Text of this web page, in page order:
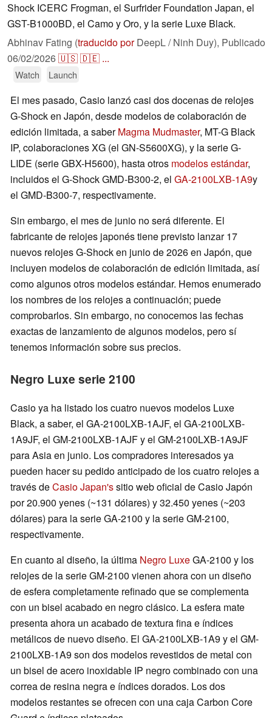
Shock ICERC Frogman, el Surfrider Foundation Japan, el
GST-B1000BD, el Camo y Oro, y la serie Luxe Black.
Abhinav Fating (traducido porDeepL / Ninh Duy), Publicado
06/02/2026🇺🇸🇩🇪 ...
Watch Launch
El mes pasado, Casio lanzó casi dos docenas de relojes
G-Shock en Japón, desde modelos de colaboración de
edición limitada, a saberMagma Mudmaster, MT-G Black
IP, colaboraciones XG (el GN-S5600XG), y la serie G-
LIDE (serie GBX-H5600), hasta otros modelos estándar,
incluidos el G-Shock GMD-B300-2, el GA-2100LXB-1A9y
el GMD-B300-7, respectivamente.
Sin embargo, el mes de junio no será diferente. El
fabricante de relojes japonés tiene previsto lanzar 17
nuevos relojes G-Shock en junio de 2026 en Japón, que
incluyen modelos de colaboración de edición limitada, así
como algunos otros modelos estándar. Hemos enumerado
los nombres de los relojes a continuación; puede
comprobarlos. Sin embargo, no conocemos las fechas
exactas de lanzamiento de algunos modelos, pero sí
tenemos información sobre sus precios.
Negro Luxe serie 2100
Casio ya ha listado los cuatro nuevos modelos Luxe
Black, a saber, el GA-2100LXB-1AJF, el GA-2100LXB-
1A9JF, el GM-2100LXB-1AJF y el GM-2100LXB-1A9JF
para Asia en junio. Los compradores interesados ya
pueden hacer su pedido anticipado de los cuatro relojes a
través deCasio Japan'ssitio web oficial de Casio Japón
por 20.900 yenes (~131 dólares) y 32.450 yenes (~203
dólares) para la serie GA-2100 y la serie GM-2100,
respectivamente.
En cuanto al diseño, la última Negro LuxeGA-2100 y los
relojes de la serie GM-2100 vienen ahora con un diseño
de esfera completamente refinado que se complementa
con un bisel acabado en negro clásico. La esfera mate
presenta ahora un acabado de textura fina e índices
metálicos de nuevo diseño. El GA-2100LXB-1A9 y el GM-
2100LXB-1A9 son dos modelos revestidos de metal con
un bisel de acero inoxidable IP negro combinado con una
correa de resina negra e índices dorados. Los dos
modelos restantes se ofrecen con una caja Carbon Core